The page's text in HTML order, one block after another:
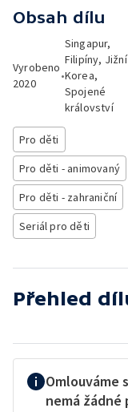
Obsah dílu
Vyrobeno
2020
•
Singapur,
Filipíny, Jižní
Korea,
Spojené
království
Pro děti
Pro děti - animovaný
Pro děti - zahraniční
Seriál pro děti
Přehled
Omlouváme
nemá